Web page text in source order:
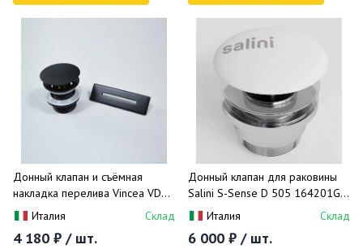
Донный клапан и съёмная
накладка перелива Vincea VDR-
4B (черный)
Италия Склад
4 180 ₽ / шт.
Донный клапан для раковины
Salini S-Sense D 505 164201G
(белый глянцевый), click-clack
Италия Склад
6 000 ₽ / шт.